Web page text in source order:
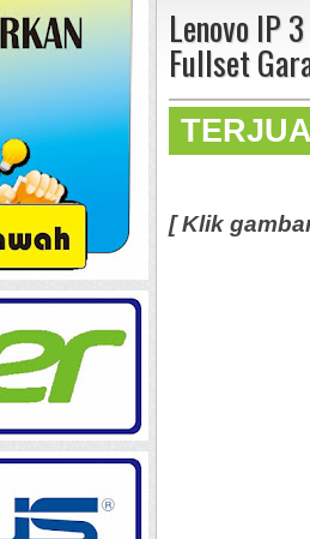
Lenovo IP
Fullset
[ Klik